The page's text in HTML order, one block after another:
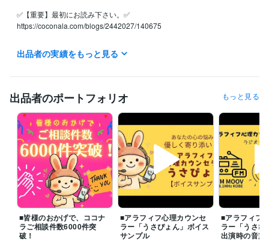
✅【重要】最初にお読み下さい。✅
https://coconala.com/blogs/2442027/140675
✅ よくご相談いただくお悩み
◆片思いの悩み
◆夫婦関係・DV・モラハラ・離婚の悩み
◆セックスレスの悩み
◆毒親・子供、家庭の悩み
◆職場の人間関係の悩み
◆友達関係の悩み
◆ＨＳＰ（繊細さん）の悩み
◆仕事・転職・キャリアの悩み
◆お金の悩み
◆生き方・人生の悩み等
つらく苦しい気持ちやモヤモヤを少しでも早く手放し、心穏やかに過ご
せるよう、誠心誠意サポートいたします。どんなことでもお気軽にご相
談くださいね。
出品者の実績をもっと見る
出品者のポートフォリオ もっと見る
■皆様のおかげで、ココナ
ラご相談件数6000件突
破！
■アラフィフ心理カウンセ
ラー「うさぴょん」ボイス
サンプル
■アラフィフ
ラー「うさぴ
出演時の音声